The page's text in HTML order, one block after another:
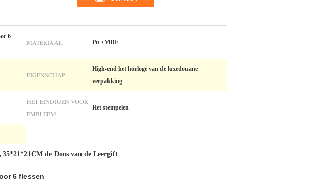
6
MATERIAAL: Pu +MDF
EIGENSCHAP:
High-end het horloge van de luxedouane
verpakking
HET EINDIGEN VOOR
EMBLEEM:
Het stempelen
, 35*21*21CM de Doos van de Leergift
6 flessen